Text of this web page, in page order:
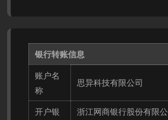
银行转账信息
账户名
称
思异科技有限公司
开户银
浙江网商银行股份有限公